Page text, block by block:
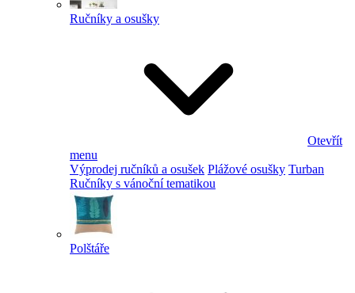
Ručníky a osušky
Otevřít
menu
Výprodej ručníků a osušek Plážové osušky Turban
Ručníky s vánoční tematikou
Polštáře